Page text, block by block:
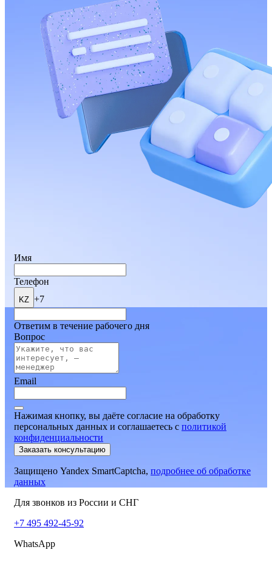
Имя
Телефон
KZ +7
Ответим в течение рабочего дня
Вопрос
Email
Нажимая кнопку, вы даёте согласие на обработку
персональных данных и соглашаетесь c политикой
конфиденциальности
Заказать консультацию
Защищено Yandex SmartCaptcha, подробнее об обработке
данных
Для звонков из России и СНГ
+7 495 492-45-92
WhatsApp